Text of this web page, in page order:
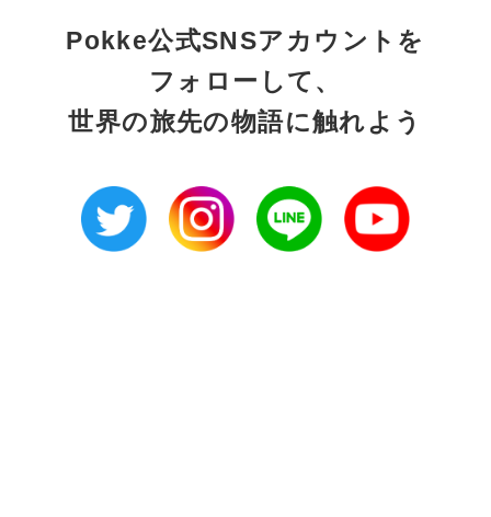
Pokke公式SNSアカウントを
フォローして、
世界の旅先の物語に触れよう